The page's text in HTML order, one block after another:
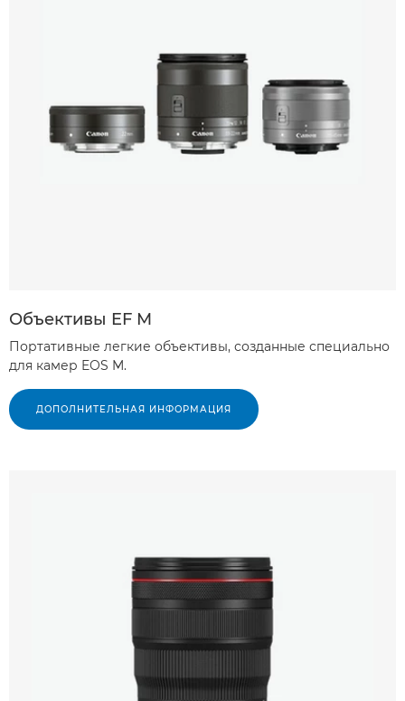
Объективы EF M
Портативные легкие объективы, созданные специально
для камер EOS M.
ДОПОЛНИТЕЛЬНАЯ ИНФОРМАЦИЯ